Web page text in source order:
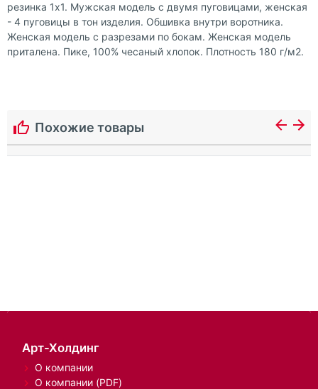
резинка 1х1. Мужская модель с двумя пуговицами, женская
- 4 пуговицы в тон изделия. Обшивка внутри воротника.
Женская модель с разрезами по бокам. Женская модель
приталена. Пике, 100% чесаный хлопок. Плотность 180 г/м2.
Похожие товары
Арт-Холдинг
О компании
О компании (PDF)